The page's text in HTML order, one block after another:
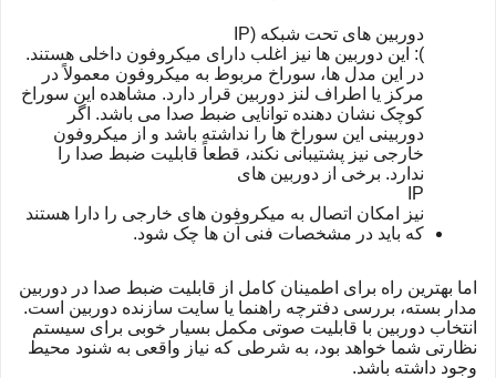
دوربین های تحت شبکه (IP
): این دوربین ها نیز اغلب دارای میکروفون داخلی هستند.
در این مدل ها، سوراخ مربوط به میکروفون معمولاً در
مرکز یا اطراف لنز دوربین قرار دارد. مشاهده این سوراخ
کوچک نشان دهنده توانایی ضبط صدا می باشد. اگر
دوربینی این سوراخ ها را نداشته باشد و از میکروفون
خارجی نیز پشتیبانی نکند، قطعاً قابلیت ضبط صدا را
ندارد. برخی از دوربین های
IP
نیز امکان اتصال به میکروفون های خارجی را دارا هستند
که باید در مشخصات فنی آن ها چک شود.
اما بهترین راه برای اطمینان کامل از قابلیت ضبط صدا در دوربین
مدار بسته، بررسی دفترچه راهنما یا سایت سازنده دوربین است.
انتخاب دوربین با قابلیت صوتی مکمل بسیار خوبی برای سیستم
نظارتی شما خواهد بود، به شرطی که نیاز واقعی به شنود محیط
وجود داشته باشد.